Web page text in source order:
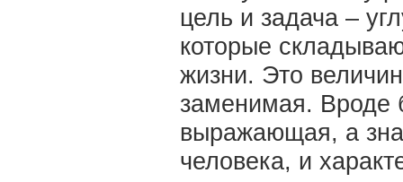
цель и задача –
которые
жизни. Это
заменимая. Вроде
выражающая, а
человека, и